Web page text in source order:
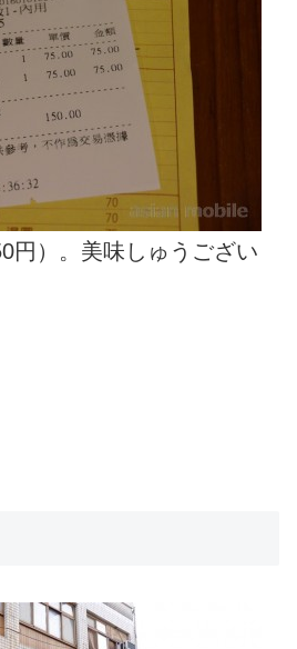
円）。美味しゅうござい